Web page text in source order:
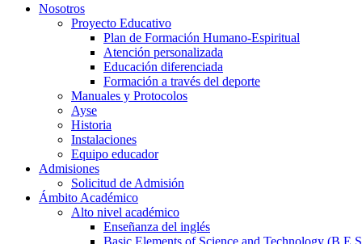
Nosotros
Proyecto Educativo
Plan de Formación Humano-Espiritual
Atención personalizada
Educación diferenciada
Formación a través del deporte
Manuales y Protocolos
Ayse
Historia
Instalaciones
Equipo educador
Admisiones
Solicitud de Admisión
Ámbito Académico
Alto nivel académico
Enseñanza del inglés
Basic Elements of Science and Technology